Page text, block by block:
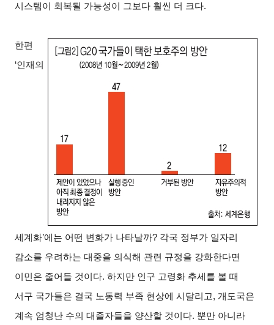
시스템이 회복될 가능성이 그보다 훨씬 더 크다.
한편
‘인재의
세계화’에는 어떤 변화가 나타날까? 각국 정부가 일자리
감소를 우려하는 대중을 의식해 관련 규정을 강화한다면
이민은 줄어들 것이다. 하지만 인구 고령화 추세를 볼 때
서구 국가들은 결국 노동력 부족 현상에 시달리고, 개도국은
계속 엄청난 수의 대졸자들을 양산할 것이다. 뿐만 아니라